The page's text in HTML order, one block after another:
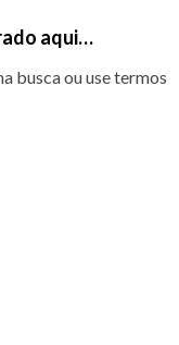
aqui…
busca ou use termos